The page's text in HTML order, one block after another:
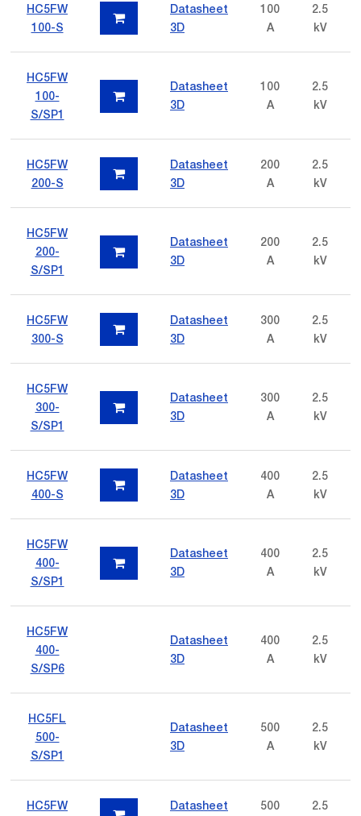
HC5FW
100-S
Datasheet
3D
100
A
2.5
kV
HC5FW
100-
S/SP1
Datasheet
3D
100
A
2.5
kV
HC5FW
200-S
Datasheet
3D
200
A
2.5
kV
HC5FW
200-
S/SP1
Datasheet
3D
200
A
2.5
kV
HC5FW
300-S
Datasheet
3D
300
A
2.5
kV
HC5FW
300-
S/SP1
Datasheet
3D
300
A
2.5
kV
HC5FW
400-S
Datasheet
3D
400
A
2.5
kV
HC5FW
400-
S/SP1
Datasheet
3D
400
A
2.5
kV
HC5FW
400-
S/SP6
Datasheet
3D
400
A
2.5
kV
HC5FL
500-
S/SP1
Datasheet
3D
500
A
2.5
kV
HC5FW
Datasheet
500
2.5